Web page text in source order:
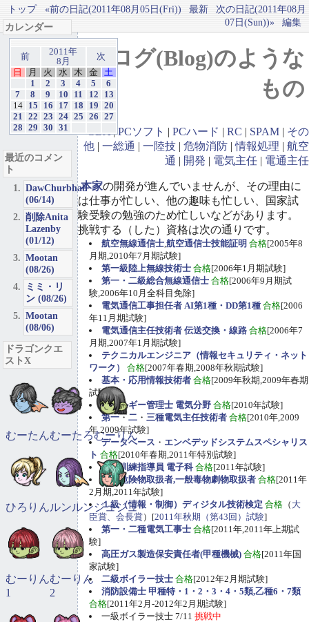
トップ «前の日記(2011年08月05日(Fri)) 最新
次の日記(2011年08月
07日(Sun))»
編集
ブログ(Blog)のような
もの
GBA|PCソフト | PCハード | RC | SPAM | その
他 | 一総通 | 一陸技 | 危物消防 |情報処理 | 航空
通 | 開発 | 電気主任 | 電通主任
本家の開発が進んでいませんが、その理由に
は仕事が忙しい、他の趣味も忙しい、国家試
験受験の勉強のため忙しいなどがあります。
挑戦する（した）資格は次の通りです。
航空無線通信士,航空通信士技能証明 合格[2005年8
月期,2010年7月期試験]
第一級陸上無線技術士 合格[2006年1月期試験]
第一・二級総合無線通信士 合格[2006年9月期試
験,2006年10月全科目免除]
電気通信工事担任者 AI第1種・DD第1種 合格[2006
年11月期試験]
電気通信主任技術者 伝送交換・線路 合格[2006年7
月期,2007年1月期試験]
テクニカルエンジニア（情報セキュリティ・ネット
ワーク）
合格[2007年春期,2008年秋期試験]
基本・応用情報技術者 合格[2009年秋期,2009年春期
試験]
エネルギー管理士 電気分野 合格[2010年試験]
第一・二 ・ 三種電気主任技術者 合格[2010年,2009
年,2009年試験]
データベース ・ エンベデッドシステムスペシャリス
ト 合格[2010年春期,2011年特別試験]
職業訓練指導員 電子科 合格[2011年試験]
甲種危険物取扱者,一般毒物劇物取扱者 合格[2011年
2月期,2011年試験]
１級（情報・制御）ディジタル技術検定 合格 （ 大
臣賞、会長賞）[2011年秋期（第43回）試験]
第一・二種電気工事士 合格[2011年,2011年上期試
験]
高圧ガス製造保安責任者(甲種機械) 合格[2011年国
家試験]
二級ボイラー技士 合格[2012年2月期試験]
消防設備士 甲種特・1・2・3・4・5類,乙種6・7類
合格[2011年2月-2012年2月期試験]
一級ボイラー技士 7/11 挑戦中
カレンダー
前
2011年
8月
次
日
月 火 水 木 金
土
1
2 3 4 5
6
7
8 9 10 11 12
13
14
15 16 17 18 19
20
21
22 23 24 25 26
27
28
29 30 31
最近のコメン
ト
DawChurbhab
(06/14)
削除Anita
Lazenby
(01/12)
Mootan
(08/26)
ミミ・リ
ン (08/26)
Mootan
(08/06)
ドラゴンクエ
ストX
むーたんむーたろむーりん
ひろりんルンルンジュジュ
むーりん
1
むーりん
2